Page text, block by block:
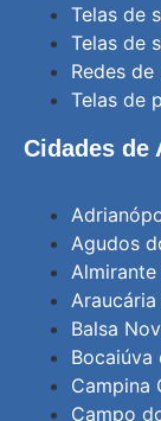
Telas de
Telas de
Redes
Telas de
Cidades de
Agudos
Araucária
Balsa
Bocaiúva
Campina
Campo